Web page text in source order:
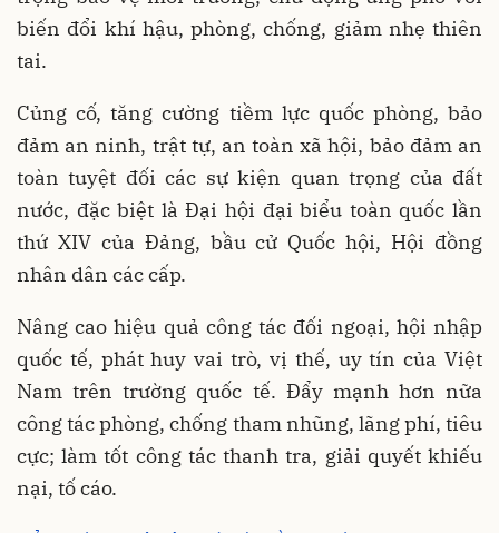
biến đổi khí hậu, phòng, chống, giảm nhẹ thiên
tai.
Củng cố, tăng cường tiềm lực quốc phòng, bảo
đảm an ninh, trật tự, an toàn xã hội, bảo đảm an
toàn tuyệt đối các sự kiện quan trọng của đất
nước, đặc biệt là Đại hội đại biểu toàn quốc lần
thứ XIV của Đảng, bầu cử Quốc hội, Hội đồng
nhân dân các cấp.
Nâng cao hiệu quả công tác đối ngoại, hội nhập
quốc tế, phát huy vai trò, vị thế, uy tín của Việt
Nam trên trường quốc tế. Đẩy mạnh hơn nữa
công tác phòng, chống tham nhũng, lãng phí, tiêu
cực; làm tốt công tác thanh tra, giải quyết khiếu
nại, tố cáo.